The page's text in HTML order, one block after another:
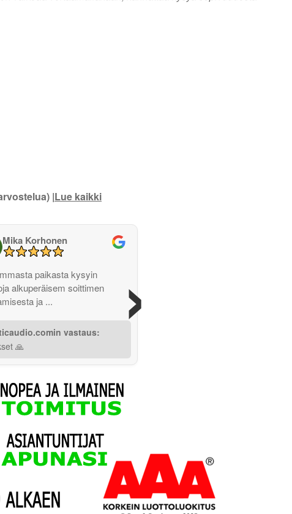
|Lue kaikki
Mika Korhonen
paikasta kysyin
alkuperäisem soittimen
ja ...
vastaus:
🙏
›